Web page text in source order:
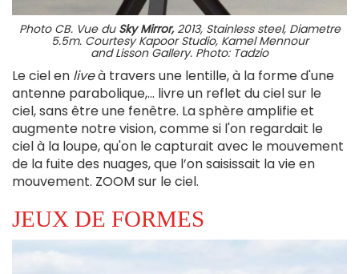
Photo CB. Vue du Sky Mirror,2013, Stainless steel, Diametre
5.5m. Courtesy Kapoor Studio, Kamel Mennour
and Lisson Gallery. Photo: Tadzio
Le ciel en liveà travers une lentille, à la forme d'une
antenne parabolique,… livre un reflet du ciel sur le
ciel, sans être une fenêtre. La sphère amplifie et
augmente notre vision, comme si l'on regardait le
ciel à la loupe, qu'on le capturait avec le mouvement
de la fuite des nuages, que l’on saisissait la vie en
mouvement. ZOOM sur le ciel.
JEUX DE FORMES